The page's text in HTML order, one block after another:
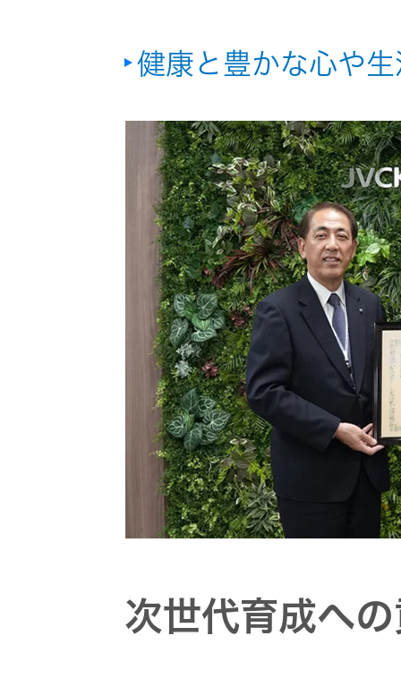
EXOFIELD
頭外定位
個人のお
客様 トッ
プ
健康と豊かな心や
次世代育成へ